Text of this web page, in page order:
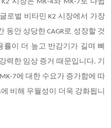
시장은 MK-4와 MK-7로 나뉩
로벌 비타민 K2 시장에서 가장
동안 상당한 CAGR로 성장할 것
이 더 높고 반감기가 길며 뼈
력한 임상 증거 때문입니다. 기
7에 대한 수요가 증가함에 따
비해 우월성이 더욱 강화됩니